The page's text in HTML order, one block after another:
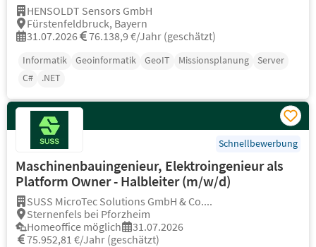
HENSOLDT Sensors GmbH
Fürstenfeldbruck, Bayern
31.07.2026
76.138,9 €/Jahr (geschätzt)
Informatik Geoinformatik GeoIT Missionsplanung
Server
C#
.NET
Schnellbewerbung
Maschinenbauingenieur, Elektroingenieur als
Platform Owner - Halbleiter (m/w/d)
SUSS MicroTec Solutions GmbH & Co....
Sternenfels bei Pforzheim
Homeoffice möglich
31.07.2026
75.952,81 €/Jahr (geschätzt)